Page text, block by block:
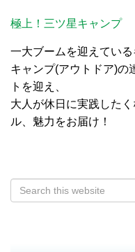
極上！三ツ星キャンプ
一大ブームを迎えている
キャンプ(アウトドア)の
トを迎え、
大人が休日に実践した
ル、魅力をお届け！